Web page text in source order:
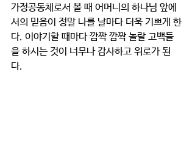
가정공동체로서 볼 때 어머니의 하나님 앞에
서의 믿음이 정말 나를 날마다 더욱 기쁘게 한
다. 이야기할 때마다 깜짝 깜짝 놀랄 고백들
을 하시는 것이 너무나 감사하고 위로가 된
다.